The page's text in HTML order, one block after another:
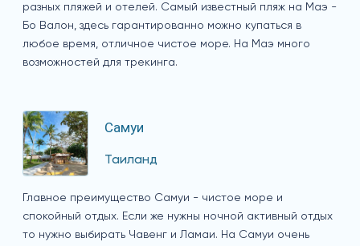
разных пляжей и отелей. Самый известный пляж на Маэ -
Бо Валон, здесь гарантированно можно купаться в
любое время, отличное чистое море. На Маэ много
возможностей для трекинга.
Самуи
Таиланд
Главное преимущество Самуи - чистое море и
спокойный отдых. Если же нужны ночной активный отдых
то нужно выбирать Чавенг и Ламаи. На Самуи очень